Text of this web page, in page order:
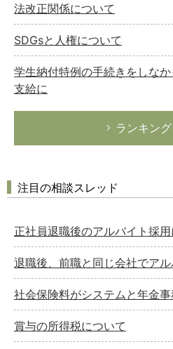
法改正関係について
SDGsと人権について
学生納付特例の手続きをしな
支給に
ランキン
注目の相談スレッド
正社員退職後のアルバイト採
退職後、前職と同じ会社でア
社会保険料がシステムと年金
賞与の所得税について